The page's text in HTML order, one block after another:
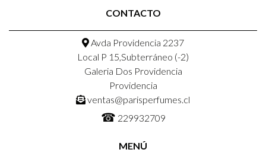
CONTACTO
Avda Providencia 2237
Local P 15,Subterráneo (-2)
Galeria Dos Providencia
Providencia
ventas@parisperfumes.cl
☎ 229932709
MENÚ